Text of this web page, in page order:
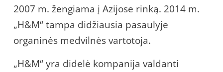
2007 m. žengiama į Azijose rinką. 2014 m.
„H&M“ tampa didžiausia pasaulyje
organinės medvilnės vartotoja.
„H&M“ yra didelė kompanija valdanti